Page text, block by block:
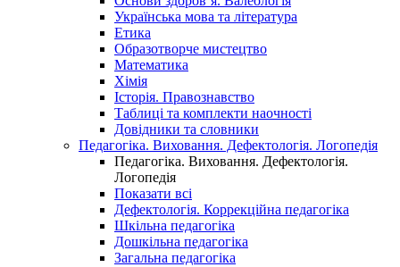
Українська мова та література
Етика
Образотворче мистецтво
Математика
Хімія
Історія. Правознавство
Таблиці та комплекти наочності
Довідники та словники
Педагогіка. Виховання. Дефектологія. Логопедія
Педагогіка. Виховання. Дефектологія.
Логопедія
Показати всі
Дефектологія. Коррекційна педагогіка
Шкільна педагогіка
Дошкільна педагогіка
Загальна педагогіка